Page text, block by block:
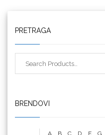
PRETRAGA
BRENDOVI
A B C D E G